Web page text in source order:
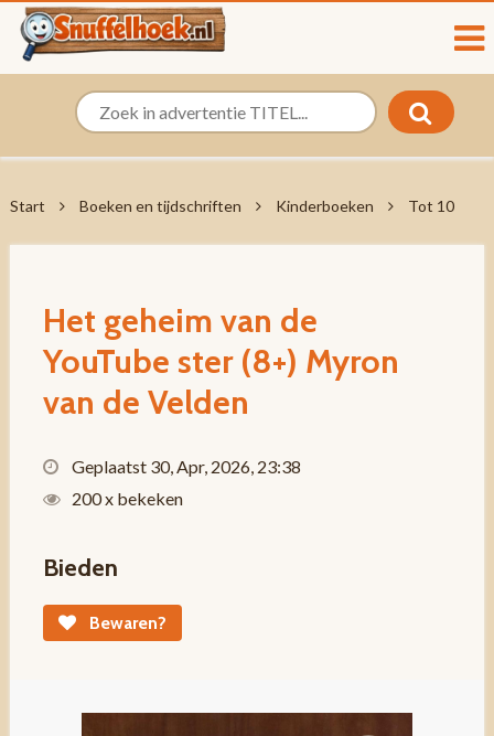
Start Boeken en tijdschriften Kinderboeken Tot 10
Het geheim van de
YouTube ster (8+) Myron
van de Velden
Geplaatst 30, Apr, 2026, 23:38
200 x bekeken
Bieden
Bewaren?